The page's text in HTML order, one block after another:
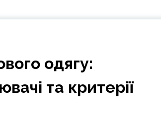
одягу:
та критерії